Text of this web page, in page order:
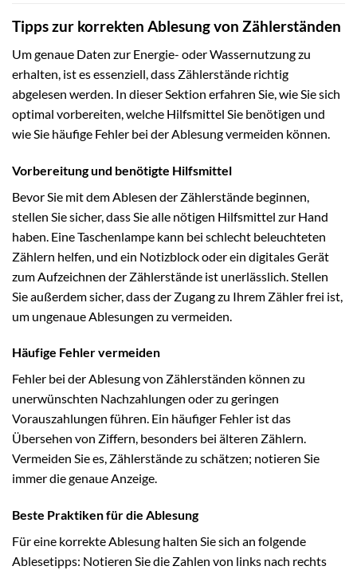
Tipps zur korrekten Ablesung von Zählerständen
Um genaue Daten zur Energie- oder Wassernutzung zu
erhalten, ist es essenziell, dass Zählerstände richtig
abgelesen werden. In dieser Sektion erfahren Sie, wie Sie sich
optimal vorbereiten, welche Hilfsmittel Sie benötigen und
wie Sie häufige Fehler bei der Ablesung vermeiden können.
Vorbereitung und benötigte Hilfsmittel
Bevor Sie mit dem Ablesen der Zählerstände beginnen,
stellen Sie sicher, dass Sie alle nötigen Hilfsmittel zur Hand
haben. Eine Taschenlampe kann bei schlecht beleuchteten
Zählern helfen, und ein Notizblock oder ein digitales Gerät
zum Aufzeichnen der Zählerstände ist unerlässlich. Stellen
Sie außerdem sicher, dass der Zugang zu Ihrem Zähler frei ist,
um ungenaue Ablesungen zu vermeiden.
Häufige Fehler vermeiden
Fehler bei der Ablesung von Zählerständen können zu
unerwünschten Nachzahlungen oder zu geringen
Vorauszahlungen führen. Ein häufiger Fehler ist das
Übersehen von Ziffern, besonders bei älteren Zählern.
Vermeiden Sie es, Zählerstände zu schätzen; notieren Sie
immer die genaue Anzeige.
Beste Praktiken für die Ablesung
Für eine korrekte Ablesung halten Sie sich an folgende
Ablesetipps: Notieren Sie die Zahlen von links nach rechts